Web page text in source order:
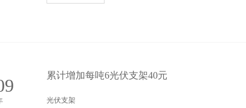
累计增加每吨6光伏支架40元
光伏支架